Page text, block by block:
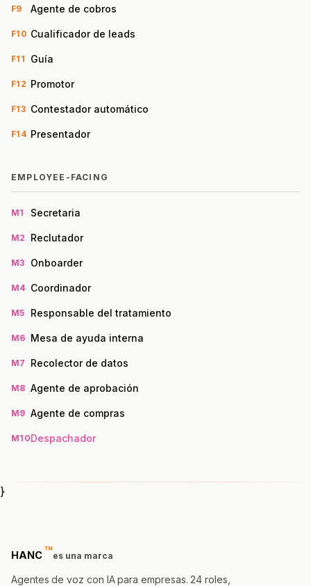
F9 Agente de cobros
F10 Cualificador de leads
F11 Guía
F12 Promotor
F13 Contestador automático
F14 Presentador
EMPLOYEE-FACING
M1 Secretaria
M2 Reclutador
M3 Onboarder
M4 Coordinador
M5 Responsable del tratamiento
M6 Mesa de ayuda interna
M7 Recolector de datos
M8 Agente de aprobación
M9 Agente de compras
M10Despachador
}
HANC™
trademarkes una marca
Agentes de voz con IA para empresas. 24 roles,